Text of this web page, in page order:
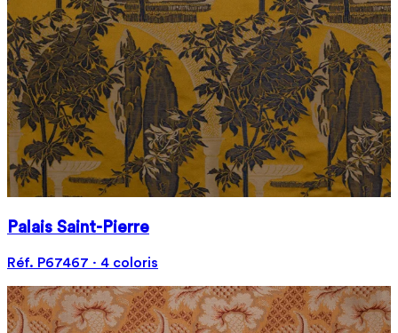
Palais Saint-Pierre
Réf. P67467 · 4 coloris